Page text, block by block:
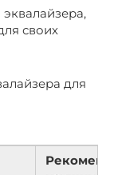
своих
для